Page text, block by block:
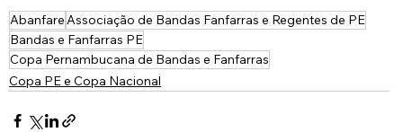
AbanfareAssociação de Bandas Fanfarras e Regentes de PE
Bandas e Fanfarras PE
Copa Pernambucana de Bandas e Fanfarras
Copa PE e Copa Nacional